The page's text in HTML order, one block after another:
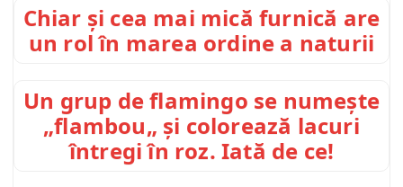
Chiar și cea mai mică furnică are
un rol în marea ordine a naturii
Un grup de flamingo se numește
„flambou„ și colorează lacuri
întregi în roz. Iată de ce!